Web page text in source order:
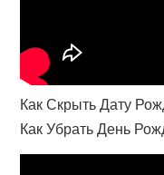
Как Скрыть Дату
Как Убрать День